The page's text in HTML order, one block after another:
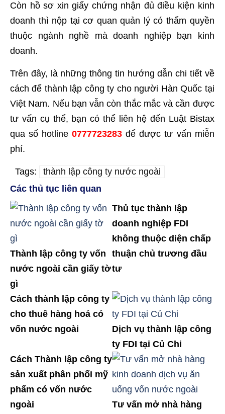
Còn hồ sơ xin giấy chứng nhận đủ điều kiện kinh
doanh thì nộp tại cơ quan quản lý có thẩm quyền
thuộc ngành nghề mà doanh nghiệp bạn kinh
doanh.
Trên đây, là những thông tin hướng dẫn chi tiết về
cách để thành lập công ty cho người Hàn Quốc tại
Việt Nam. Nếu bạn vẫn còn thắc mắc và cần được
tư vấn cụ thể, bạn có thể liên hệ đến Luật Bistax
qua số hotline0777723283 để được tư vấn miễn
phí.
Tags:
thành lập công ty nước ngoài
Các thủ tục liên quan
Thành lập công ty vốn
nước ngoài cần giấy tờ
gì
Thủ tục thành lập
doanh nghiệp FDI
không thuộc diện chấp
thuận chủ trương đầu
tư
Cách thành lập công ty
cho thuê hàng hoá có
vốn nước ngoài
Dịch vụ thành lập công
ty FDI tại Củ Chi
Cách Thành lập công ty
sản xuất phân phối mỹ
phẩm có vốn nước
ngoài
Tư vấn mở nhà hàng